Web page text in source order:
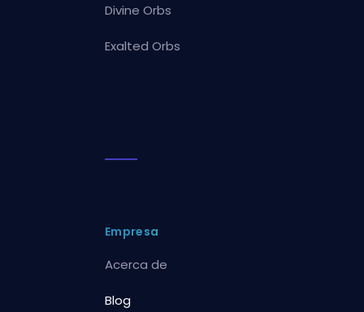
Divine Orbs
Exalted Orbs
Empresa
Acerca de
Blog